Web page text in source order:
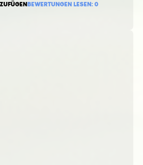
BEWERTUNGEN LESEN: 0